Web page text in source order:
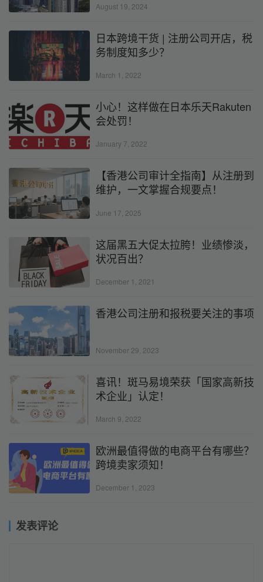
August 19, 2024
日本跨境干货 | 注册公司开店，税
务制度知多少？
March 1, 2022
小心！这样做在日本乐天Rakuten
会处罚！
January 7, 2022
【香港公司审计全指南】从注册到
维护，一文掌握合规要点！
June 17, 2025
这届黑五大促太拉胯！业绩惨淡，
状况百出？
December 1, 2021
香港公司注册和报税要关注的事项
November 29, 2023
喜讯！斑马易境荣获「国家高新技
术企业」认定！
March 9, 2022
欧洲最值得做的电商平台有哪些？
跨境卖家须知！
December 1, 2023
发表评论